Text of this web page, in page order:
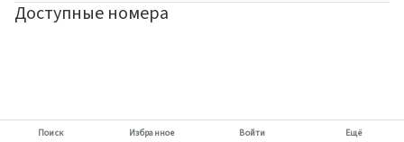
Доступные номера
Поиск Избранное Войти Ещё